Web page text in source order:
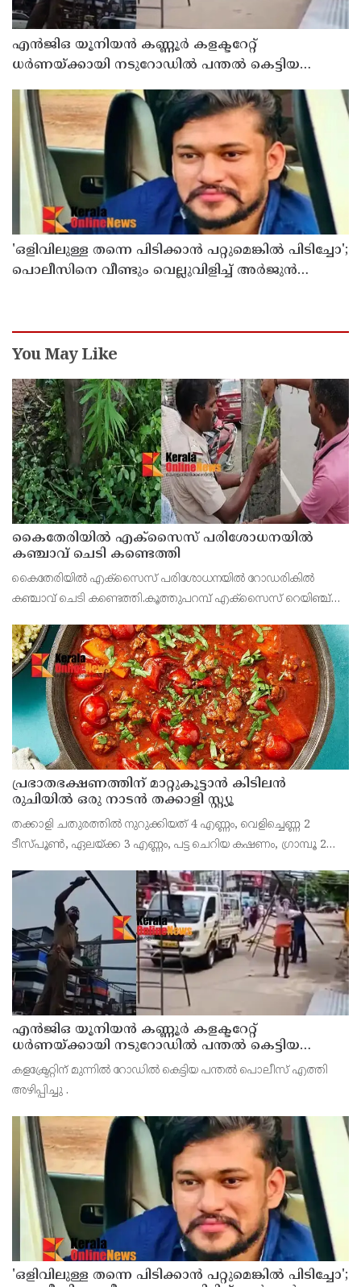
എൻജിഒ യൂനിയൻ കണ്ണൂർ കളക്ടറേറ്റ്
ധർണയ്ക്കായി നടുറോഡിൽ പന്തൽ കെട്ടിയ
'ഒളിവിലുള്ള തന്നെ പിടിക്കാൻ പറ്റുമെങ്കിൽ പിടിച്ചോ';
പൊലീസിനെ വീണ്ടും വെല്ലുവിളിച്ച് അർജുൻ
You May Like
കൈതേരിയിൽ എക്സൈസ് പരിശോധനയിൽ
കഞ്ചാവ് ചെടി കണ്ടെത്തി
കൈതേരിയിൽ എക്സൈസ് പരിശോധനയിൽ റോഡരികിൽ
കഞ്ചാവ് ചെടി കണ്ടെത്തി.കൂത്തുപറമ്പ് എക്സൈസ് റെയിഞ്ച്
നടത്തിയ
പ്രഭാതഭക്ഷണത്തിന് മാറ്റുകൂട്ടാൻ കിടിലൻ
രുചിയിൽ ഒരു നാടൻ തക്കാളി സ്റ്റ്യൂ
തക്കാളി ചതുരത്തിൽ നുറുക്കിയത് 4 എണ്ണം, വെളിച്ചെണ്ണ 2
ടീസ്പൂൺ, ഏലയ്ക്ക 3 എണ്ണം, പട്ട ചെറിയ കഷണം, ഗ്രാമ്പൂ 2
ചുവന്ന മുളക് 2 എണ്ണം
എൻജിഒ യൂനിയൻ കണ്ണൂർ കളക്ടറേറ്റ്
ധർണയ്ക്കായി നടുറോഡിൽ പന്തൽ കെട്ടിയ
പൊലീസ് എത്തി അഴിപ്പിച്ചു
കളക്ട്രേറ്റിന് മുന്നിൽ റോഡിൽ കെട്ടിയ പന്തൽ പൊലീസ് എത്തി
അഴിപ്പിച്ചു .
'ഒളിവിലുള്ള തന്നെ പിടിക്കാൻ പറ്റുമെങ്കിൽ പിടിച്ചോ';